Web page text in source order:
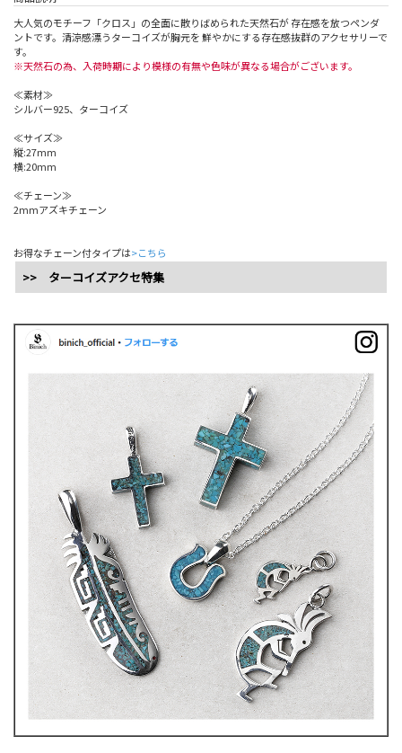
大人気のモチーフ「クロス」の全面に散りばめられた天然石が 存在感を放つペンダ
ントです。清涼感漂うターコイズが胸元を 鮮やかにする存在感抜群のアクセサリーで
す。
※天然石の為、入荷時期により模様の有無や色味が異なる場合がございます。
≪素材≫
シルバー925、ターコイズ
≪サイズ≫
縦:27mm
横:20mm
≪チェーン≫
2mmアズキチェーン
お得なチェーン付タイプは>こちら
>> ターコイズアクセ特集